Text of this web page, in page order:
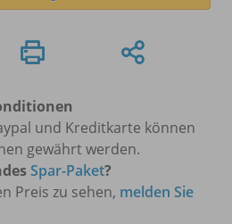
und Kreditkarte können
gewährt werden.
Spar-Paket?
Preis zu sehen, melden Sie